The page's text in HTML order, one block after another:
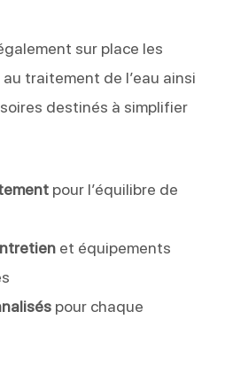
sur place les
traitement de l’eau ainsi
destinés à simplifier
pour l’équilibre de
et équipements
pour chaque